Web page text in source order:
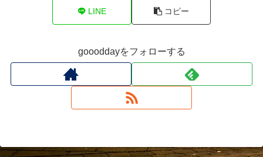
LINE コピー
goooddayをフォローする